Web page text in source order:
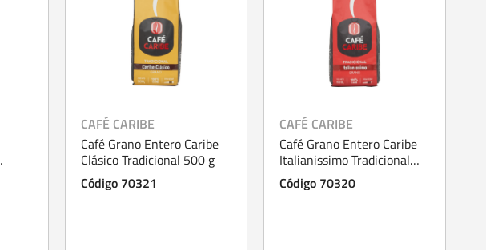
CAFÉ CARIBE
Café Grano Entero Caribe
Clásico Tradicional 500 g
Código 70321
CAFÉ CARIBE
Café Grano Entero Caribe
Italianissimo Tradicional
500 g
Código 70320